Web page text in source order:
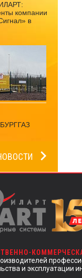
компании
в
и эксплуатации